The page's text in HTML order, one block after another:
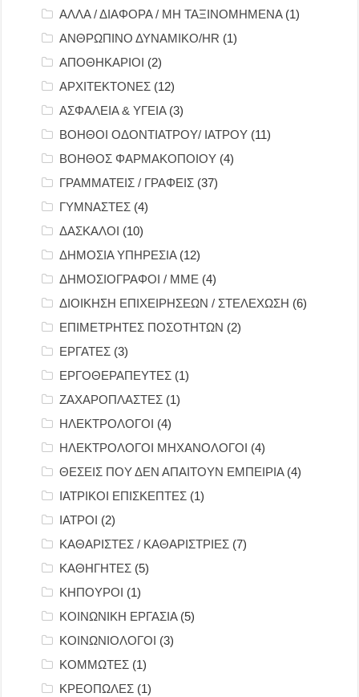
ΑΛΛΑ / ΔΙΑΦΟΡΑ / ΜΗ ΤΑΞΙΝΟΜΗΜΕΝΑ(1)
ΑΝΘΡΩΠΙΝΟ ΔΥΝΑΜΙΚΟ/HR (1)
ΑΠΟΘΗΚΑΡΙΟΙ (2)
ΑΡΧΙΤΕΚΤΟΝΕΣ (12)
ΑΣΦΑΛΕΙΑ & ΥΓΕΙΑ(3)
ΒΟΗΘΟΙ ΟΔΟΝΤΙΑΤΡΟΥ/ ΙΑΤΡΟΥ (11)
ΒΟΗΘΟΣ ΦΑΡΜΑΚΟΠΟΙΟΥ (4)
ΓΡΑΜΜΑΤΕΙΣ / ΓΡΑΦΕΙΣ (37)
ΓΥΜΝΑΣΤΕΣ (4)
ΔΑΣΚΑΛΟΙ (10)
ΔΗΜΟΣΙΑ ΥΠΗΡΕΣΙΑ(12)
ΔΗΜΟΣΙΟΓΡΑΦΟΙ / ΜΜΕ (4)
ΔΙΟΙΚΗΣΗ ΕΠΙΧΕΙΡΗΣΕΩΝ / ΣΤΕΛΕΧΩΣΗ (6)
ΕΠΙΜΕΤΡΗΤΕΣ ΠΟΣΟΤΗΤΩΝ (2)
ΕΡΓΑΤΕΣ (3)
ΕΡΓΟΘΕΡΑΠΕΥΤΕΣ (1)
ΖΑΧΑΡΟΠΛΑΣΤΕΣ (1)
ΗΛΕΚΤΡΟΛΟΓΟΙ (4)
ΗΛΕΚΤΡΟΛΟΓΟΙ ΜΗΧΑΝΟΛΟΓΟΙ (4)
ΘΕΣΕΙΣ ΠΟΥ ΔΕΝ ΑΠΑΙΤΟΥΝ ΕΜΠΕΙΡΙΑ(4)
ΙΑΤΡΙΚΟΙ ΕΠΙΣΚΕΠΤΕΣ (1)
ΙΑΤΡΟΙ (2)
ΚΑΘΑΡΙΣΤΕΣ / ΚΑΘΑΡΙΣΤΡΙΕΣ (7)
ΚΑΘΗΓΗΤΕΣ (5)
ΚΗΠΟΥΡΟΙ (1)
ΚΟΙΝΩΝΙΚΗ ΕΡΓΑΣΙΑ(5)
ΚΟΙΝΩΝΙΟΛΟΓΟΙ (3)
ΚΟΜΜΩΤΕΣ (1)
ΚΡΕΟΠΩΛΕΣ (1)